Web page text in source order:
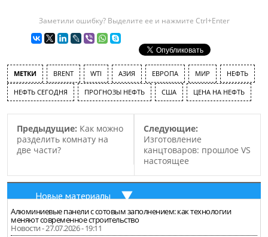
Заметили ошибку? Выделите ее и нажмите Ctrl+Enter
МЕТКИ BRENT WTI АЗИЯ ЕВРОПА МИР НЕФТЬ
НЕФТЬ СЕГОДНЯ ПРОГНОЗЫ НЕФТЬ США ЦЕНА НА НЕФТЬ
Предыдущие: Как можно
разделить комнату на
две части?
Следующие:
Изготовление
канцтоваров: прошлое VS
настоящее
Новые материалы
Алюминиевые панели с сотовым заполнением: как технологии
меняют современное строительство
Новости - 27.07.2026 - 19:11